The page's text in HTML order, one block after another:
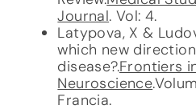
Journal. Vol: 4.
Latypova, X &
which new
disease?.Frontiers
Neuroscience
Francia.